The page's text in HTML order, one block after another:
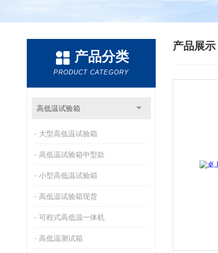
产品分类
PRODUCT CATEGORY
高低温试验箱
大型高低温试验箱
高低温试验箱中型款
小型高低温试验箱
高低温试验箱现货
可程式高低温一体机
高低温测试箱
产品展示